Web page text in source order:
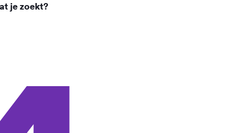
je zoekt?